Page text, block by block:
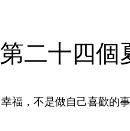
第二十四個
幸福，不是做自己喜歡的